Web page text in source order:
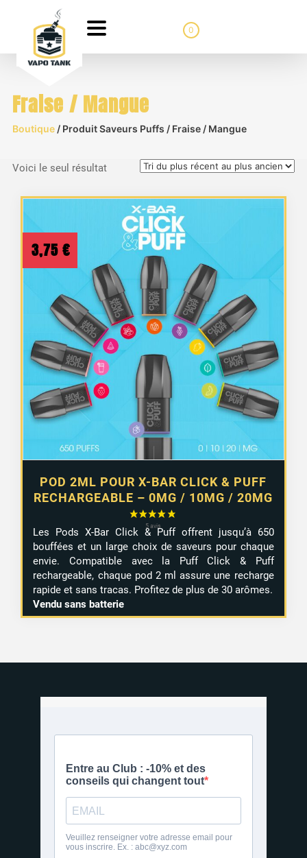
0
Fraise / Mangue
Boutique/ Produit Saveurs Puffs / Fraise / Mangue
Voici le seul résultat
POD 2ML POUR X-BAR CLICK & PUFF
RECHARGEABLE – 0MG / 10MG / 20MG
3,75 €
Les Pods X-Bar Click & Puff offrent jusqu’à 650
bouffées et un large choix de saveurs pour chaque
envie. Compatible avec la Puff Click & Puff
rechargeable, chaque pod 2 ml assure une recharge
rapide et sans tracas. Profitez de plus de 30 arômes.
Vendu sans batterie